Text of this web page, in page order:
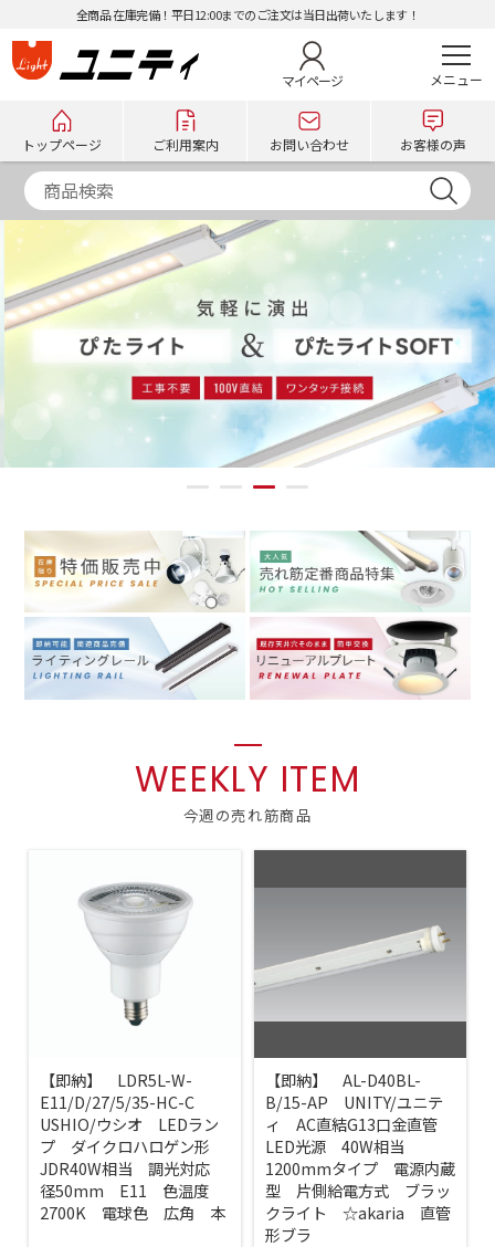
全商品 在庫完備！平日12:00までのご注文は当日出荷いたします！
マイページ
トップページ ご利用案内 お問い合わせ お客様の声
WEEKLY ITEM
【即納】 LDR5L-W-
E11/D/27/5/35-HC-C
USHIO/ウシオ LEDラン
プ ダイクロハロゲン形
JDR40W相当 調光対応
径50mm E11 色温度
2700K 電球色 広角 本
【即納】 AL-D40BL-
B/15-AP UNITY/ユニテ
ィ AC直結G13口金直管
LED光源 40W相当
1200mmタイプ 電源内蔵
型 片側給電方式 ブラッ
クライト ☆akaria 直管
形ブラ